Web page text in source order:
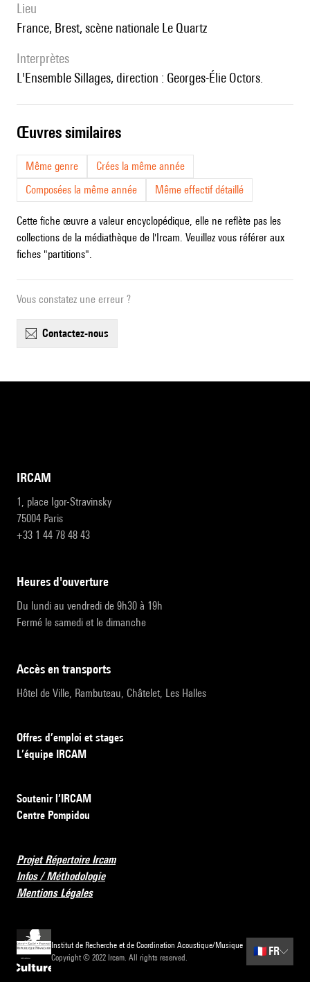
lieu
France, Brest, scène nationale Le Quartz
interprètes
l'Ensemble Sillages, direction : Georges-Élie Octors.
œuvres similaires
Même genre
Crées la même année
Composées la même année
Même effectif détaillé
Cette fiche œuvre a valeur encyclopédique, elle ne reflète pas les
collections de la médiathèque de l'Ircam. Veuillez vous référer aux
fiches "partitions".
Vous constatez une erreur ?
contactez-nous
IRCAM
1, place Igor-Stravinsky
75004 Paris
+33 1 44 78 48 43
heures d'ouverture
Du lundi au vendredi de 9h30 à 19h
Fermé le samedi et le dimanche
accès en transports
Hôtel de Ville, Rambuteau, Châtelet, Les Halles
Offres d’emploi et stages
L’équipe IRCAM
Soutenir l’IRCAM
Centre Pompidou
Projet Répertoire Ircam
Infos / Méthodologie
Mentions Légales
Institut de Recherche et de Coordination Acoustique/Musique
Copyright © 2022 Ircam. All rights reserved.
🇫🇷 FR